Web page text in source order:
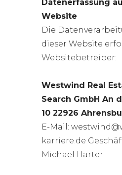
Datenerfassung
Website
Die
dieser Website
Websitebetreiber:
Westwind Real
Search GmbH An
10 22926
E-Mail:
karriere.de
Michael Harter